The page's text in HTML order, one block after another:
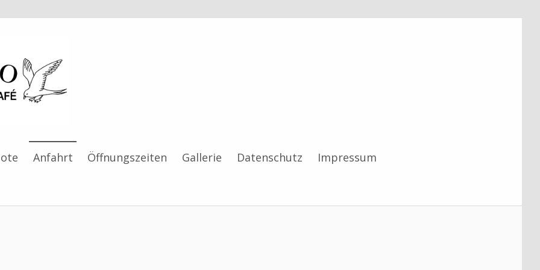
Anfahrt Öffnungszeiten Gallerie Datenschutz Impressum